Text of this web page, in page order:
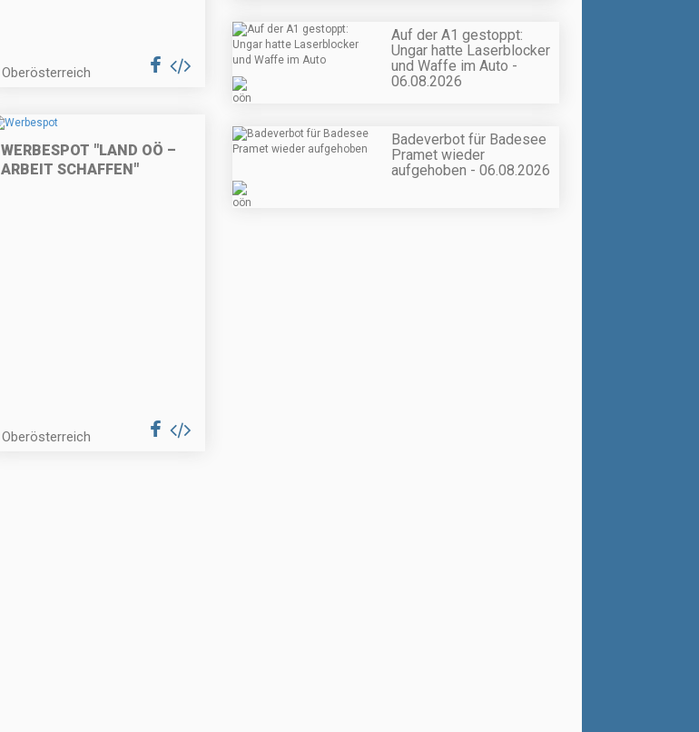
Oberösterreich
WERBESPOT "LAND OÖ –
ARBEIT SCHAFFEN"
Oberösterreich
Auf der A1 gestoppt:
Ungar hatte Laserblocker
und Waffe im Auto -
06.08.2026
Badeverbot für Badesee
Pramet wieder
aufgehoben - 06.08.2026